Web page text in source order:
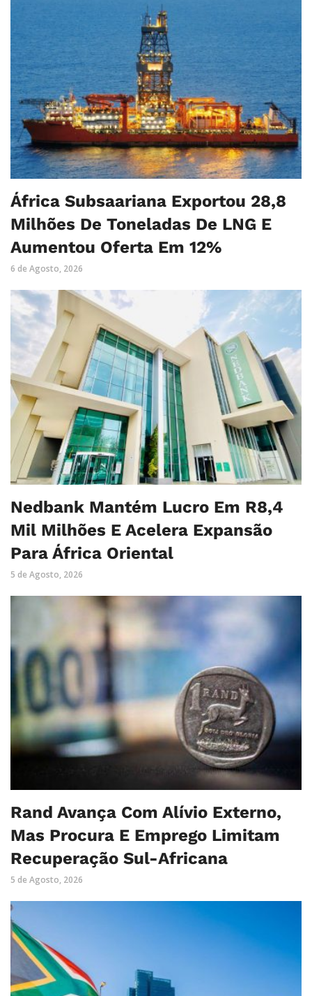
África Subsaariana Exportou 28,8
Milhões De Toneladas De LNG E
Aumentou Oferta Em 12%
6 de Agosto, 2026
Nedbank Mantém Lucro Em R8,4
Mil Milhões E Acelera Expansão
Para África Oriental
5 de Agosto, 2026
Rand Avança Com Alívio Externo,
Mas Procura E Emprego Limitam
Recuperação Sul-Africana
5 de Agosto, 2026